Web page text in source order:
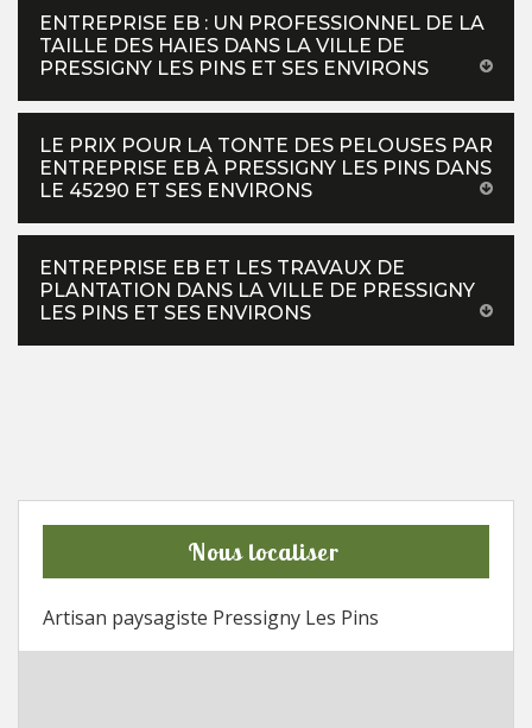
ENTREPRISE EB : UN PROFESSIONNEL DE LA
TAILLE DES HAIES DANS LA VILLE DE
PRESSIGNY LES PINS ET SES ENVIRONS
LE PRIX POUR LA TONTE DES PELOUSES PAR
ENTREPRISE EB À PRESSIGNY LES PINS DANS
LE 45290 ET SES ENVIRONS
ENTREPRISE EB ET LES TRAVAUX DE
PLANTATION DANS LA VILLE DE PRESSIGNY
LES PINS ET SES ENVIRONS
Nous localiser
Artisan paysagiste Pressigny Les Pins